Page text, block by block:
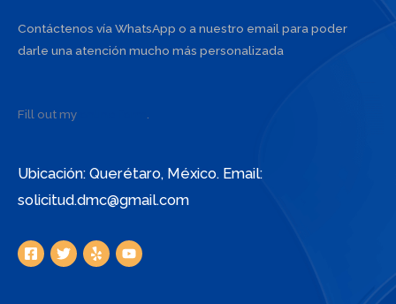
Contáctenos vía WhatsApp o a nuestro email para poder
darle una atención mucho más personalizada
Fill out my .
Ubicación: Querétaro, México. Email:
solicitud.dmc@gmail.com